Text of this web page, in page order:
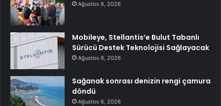
Ağustos 6, 2026
Mobileye, Stellantis’e Bulut Tabanlı
Sürücü Destek Teknolojisi Sağlayacak
Ağustos 6, 2026
Sağanak sonrası denizin rengi çamura
döndü
Ağustos 6, 2026